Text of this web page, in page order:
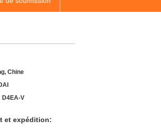
Chine
D4EA-V
et expédition: